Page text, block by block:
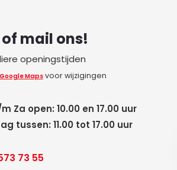
of mail ons!
openingstijden
Google Mapsvoor wijzigingen
Za open: 10.00 en 17.00 uur
tussen: 11.00 tot 17.00 uur
73 55